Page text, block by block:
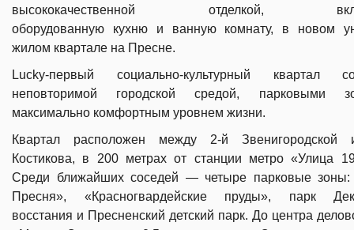
высококачественной отделкой,
оборудованную кухню и ванную комнату, в новом
жилом квартале на Пресне.
Lucky-первый социально-культурный квартал
неповторимой городской средой, парковыми
максимально комфортным уровнем жизни.
Квартал расположен между 2-й Звенигородской
Костикова, в 200 метрах от станции метро «Улица
Среди ближайших соседей — четыре парковые зоны:
Пресня», «Красногвардейские пруды», парк
восстания и Пресненский детский парк. До центра